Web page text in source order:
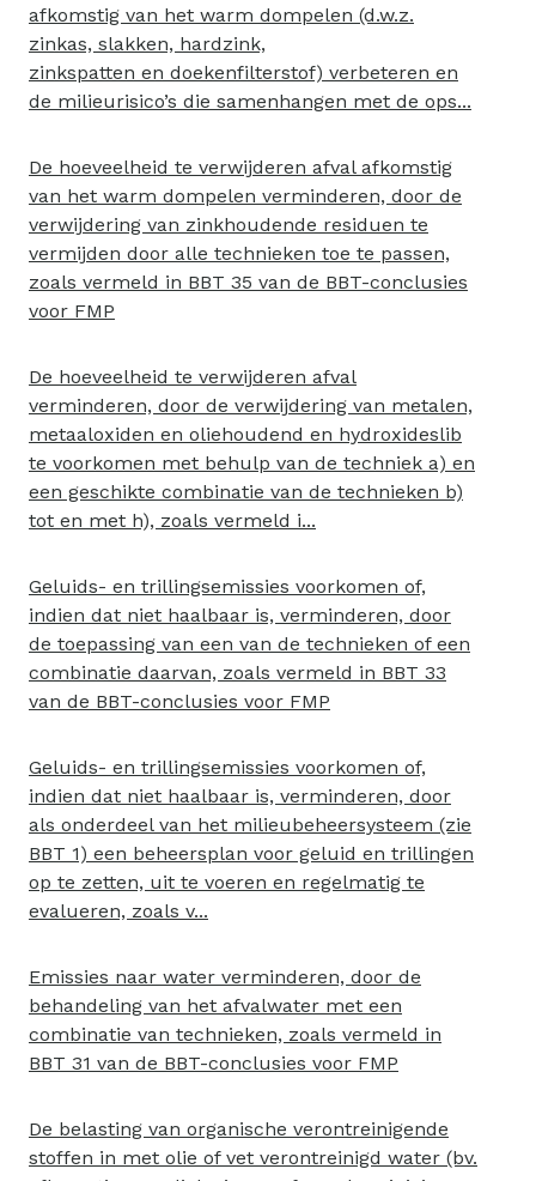
afkomstig van het warm dompelen (d.w.z.
zinkas, slakken, hardzink,
zinkspatten en doekenfilterstof) verbeteren en
de milieurisico’s die samenhangen met de ops...
De hoeveelheid te verwijderen afval afkomstig
van het warm dompelen verminderen, door de
verwijdering van zinkhoudende residuen te
vermijden door alle technieken toe te passen,
zoals vermeld in BBT 35 van de BBT-conclusies
voor FMP
De hoeveelheid te verwijderen afval
verminderen, door de verwijdering van metalen,
metaaloxiden en oliehoudend en hydroxideslib
te voorkomen met behulp van de techniek a) en
een geschikte combinatie van de technieken b)
tot en met h), zoals vermeld i...
Geluids- en trillingsemissies voorkomen of,
indien dat niet haalbaar is, verminderen, door
de toepassing van een van de technieken of een
combinatie daarvan, zoals vermeld in BBT 33
van de BBT-conclusies voor FMP
Geluids- en trillingsemissies voorkomen of,
indien dat niet haalbaar is, verminderen, door
als onderdeel van het milieubeheersysteem (zie
BBT 1) een beheersplan voor geluid en trillingen
op te zetten, uit te voeren en regelmatig te
evalueren, zoals v...
Emissies naar water verminderen, door de
behandeling van het afvalwater met een
combinatie van technieken, zoals vermeld in
BBT 31 van de BBT-conclusies voor FMP
De belasting van organische verontreinigende
stoffen in met olie of vet verontreinigd water (bv.